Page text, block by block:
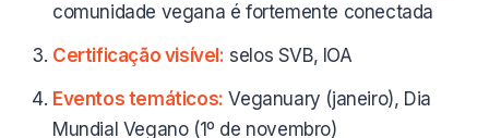
comunidade vegana é fortemente conectada
Certificação visível: selos SVB, IOA
Eventos temáticos: Veganuary (janeiro), Dia
Mundial Vegano (1º de novembro)